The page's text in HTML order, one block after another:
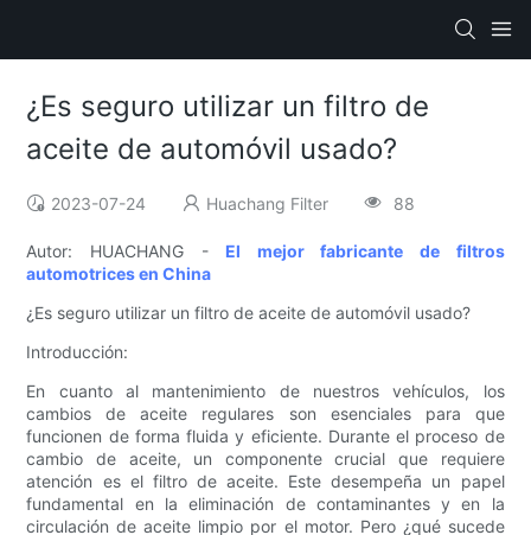
¿Es seguro utilizar un filtro de
aceite de automóvil usado?
2023-07-24 Huachang Filter 88
Autor: HUACHANG - El mejor fabricante de filtros
automotrices en China
¿Es seguro utilizar un filtro de aceite de automóvil usado?
Introducción:
En cuanto al mantenimiento de nuestros vehículos, los
cambios de aceite regulares son esenciales para que
funcionen de forma fluida y eficiente. Durante el proceso de
cambio de aceite, un componente crucial que requiere
atención es el filtro de aceite. Este desempeña un papel
fundamental en la eliminación de contaminantes y en la
circulación de aceite limpio por el motor. Pero ¿qué sucede